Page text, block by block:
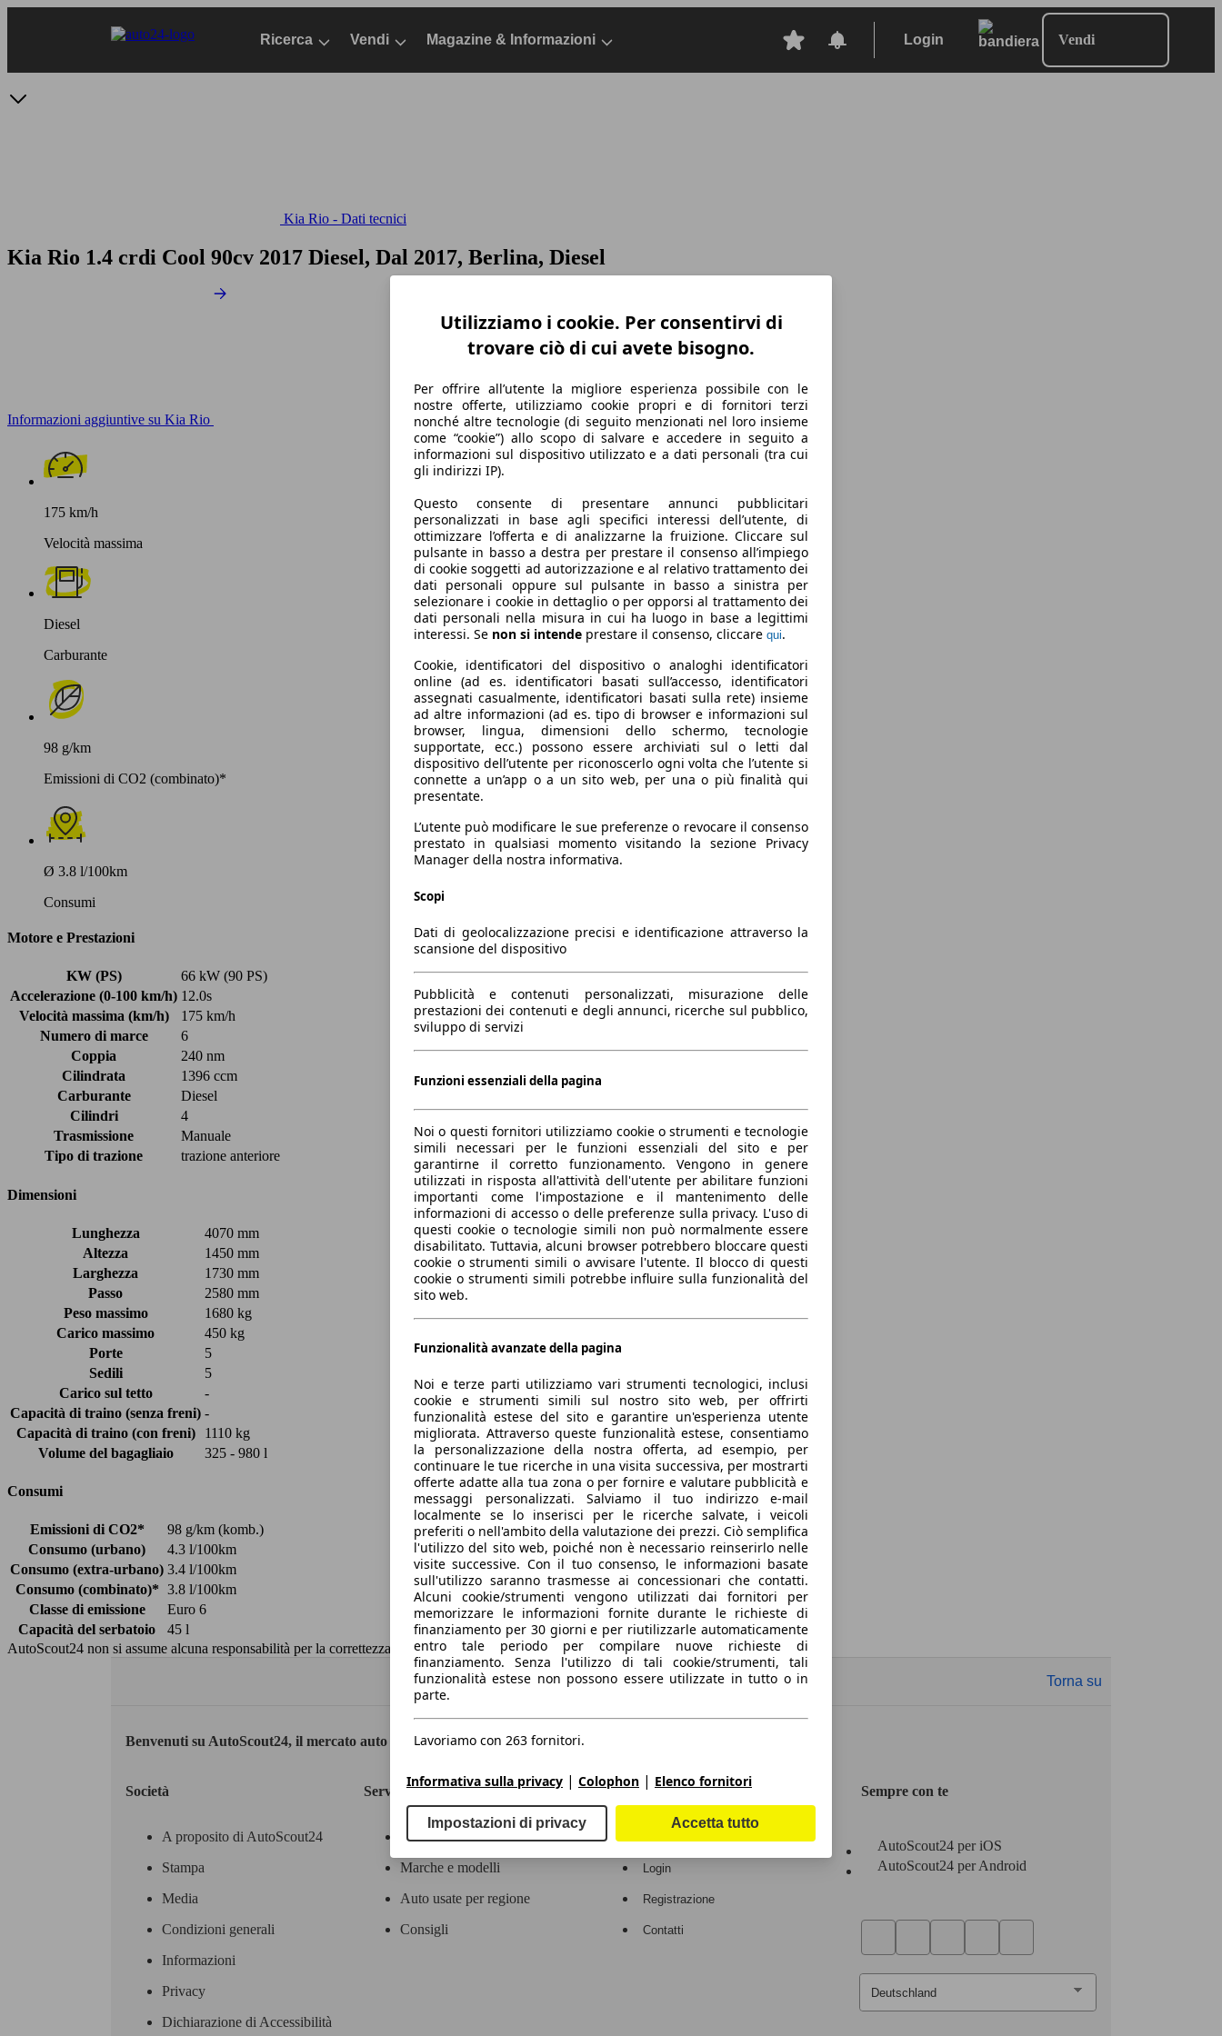
Ricerca Vendi Magazine & Informazioni Login Vendi
Kia Rio - Dati tecnici
Kia Rio 1.4 crdi Cool 90cv 2017 Diesel, Dal 2017, Berlina, Diesel
Informazioni aggiuntive su Kia Rio
175 km/h
Velocità massima
Diesel
Carburante
98 g/km
Emissioni di CO2 (combinato)*
Ø 3.8 l/100km
Consumi
Motore e Prestazioni
KW (PS)
66 kW (90 PS)
Accelerazione (0-100 km/h) 12.0s
Velocità massima (km/h)
175 km/h
Numero di marce
6
Coppia
240 nm
Cilindrata
1396 ccm
Carburante
Diesel
Cilindri
4
Trasmissione
Manuale
Tipo di trazione
trazione anteriore
Dimensioni
Lunghezza
4070 mm
Altezza
1450 mm
Larghezza
1730 mm
Passo
2580 mm
Peso massimo
1680 kg
Carico massimo
450 kg
Porte
5
Sedili
5
Carico sul tetto
-
Capacità di traino (senza freni) -
Capacità di traino (con freni)
1110 kg
Volume del bagagliaio
325 - 980 l
Consumi
Emissioni di CO2*
98 g/km (komb.)
Consumo (urbano)
4.3 l/100km
Consumo (extra-urbano) 3.4 l/100km
Consumo (combinato)* 3.8 l/100km
Classe di emissione
Euro 6
Capacità del serbatoio
45 l
AutoScout24 non si assume alcuna responsabilità per la correttezza dei dati.
Torna su
Benvenuti su AutoScout24, il mercato auto europeo.
Società
A proposito di AutoScout24
Stampa
Media
Condizioni generali
Informazioni
Privacy
Dichiarazione di Accessibilità
Servizi
Contatti
Marche e modelli
Auto usate per regione
Consigli
Area rivenditori
Login
Registrazione
Contatti
Sempre con te
AutoScout24 per iOS
AutoScout24 per Android
Utilizziamo i cookie. Per consentirvi di
trovare ciò di cui avete bisogno.
Per offrire all’utente la migliore esperienza possibile con le
nostre offerte, utilizziamo cookie propri e di fornitori terzi
nonché altre tecnologie (di seguito menzionati nel loro insieme
come “cookie”) allo scopo di salvare e accedere in seguito a
informazioni sul dispositivo utilizzato e a dati personali (tra cui
gli indirizzi IP).
Questo consente di presentare annunci pubblicitari
personalizzati in base agli specifici interessi dell’utente, di
ottimizzare l’offerta e di analizzarne la fruizione. Cliccare sul
pulsante in basso a destra per prestare il consenso all’impiego
di cookie soggetti ad autorizzazione e al relativo trattamento dei
dati personali oppure sul pulsante in basso a sinistra per
selezionare i cookie in dettaglio o per opporsi al trattamento dei
dati personali nella misura in cui ha luogo in base a legittimi
interessi. Se non si intende prestare il consenso, cliccare qui.
Cookie, identificatori del dispositivo o analoghi identificatori
online (ad es. identificatori basati sull’accesso, identificatori
assegnati casualmente, identificatori basati sulla rete) insieme
ad altre informazioni (ad es. tipo di browser e informazioni sul
browser, lingua, dimensioni dello schermo, tecnologie
supportate, ecc.) possono essere archiviati sul o letti dal
dispositivo dell’utente per riconoscerlo ogni volta che l’utente si
connette a un’app o a un sito web, per una o più finalità qui
presentate.
L’utente può modificare le sue preferenze o revocare il consenso
prestato in qualsiasi momento visitando la sezione Privacy
Manager della nostra informativa.
Scopi
Dati di geolocalizzazione precisi e identificazione attraverso la
scansione del dispositivo
Pubblicità e contenuti personalizzati, misurazione delle
prestazioni dei contenuti e degli annunci, ricerche sul pubblico,
sviluppo di servizi
Funzioni essenziali della pagina
Noi o questi fornitori utilizziamo cookie o strumenti e tecnologie
simili necessari per le funzioni essenziali del sito e per
garantirne il corretto funzionamento. Vengono in genere
utilizzati in risposta all'attività dell'utente per abilitare funzioni
importanti come l'impostazione e il mantenimento delle
informazioni di accesso o delle preferenze sulla privacy. L'uso di
questi cookie o tecnologie simili non può normalmente essere
disabilitato. Tuttavia, alcuni browser potrebbero bloccare questi
cookie o strumenti simili o avvisare l'utente. Il blocco di questi
cookie o strumenti simili potrebbe influire sulla funzionalità del
sito web.
Funzionalità avanzate della pagina
Noi e terze parti utilizziamo vari strumenti tecnologici, inclusi
cookie e strumenti simili sul nostro sito web, per offrirti
funzionalità estese del sito e garantire un'esperienza utente
migliorata. Attraverso queste funzionalità estese, consentiamo
la personalizzazione della nostra offerta, ad esempio, per
continuare le tue ricerche in una visita successiva, per mostrarti
offerte adatte alla tua zona o per fornire e valutare pubblicità e
messaggi personalizzati. Salviamo il tuo indirizzo e-mail
localmente se lo inserisci per le ricerche salvate, i veicoli
preferiti o nell'ambito della valutazione dei prezzi. Ciò semplifica
l'utilizzo del sito web, poiché non è necessario reinserirlo nelle
visite successive. Con il tuo consenso, le informazioni basate
sull'utilizzo saranno trasmesse ai concessionari che contatti.
Alcuni cookie/strumenti vengono utilizzati dai fornitori per
memorizzare le informazioni fornite durante le richieste di
finanziamento per 30 giorni e per riutilizzarle automaticamente
entro tale periodo per compilare nuove richieste di
finanziamento. Senza l'utilizzo di tali cookie/strumenti, tali
funzionalità estese non possono essere utilizzate in tutto o in
parte.
Lavoriamo con 263 fornitori.
Informativa sulla privacy | Colophon | Elenco fornitori
Impostazioni di privacy Accetta tutto